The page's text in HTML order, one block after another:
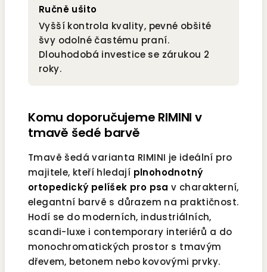
Ručně ušito
Vyšší kontrola kvality, pevné obšité
švy odolné častému praní.
Dlouhodobá investice se zárukou 2
roky.
Komu doporučujeme RIMINI v
tmavě šedé barvě
Tmavě šedá varianta RIMINI je ideální pro
majitele, kteří hledají plnohodnotný
ortopedický pelíšek pro psa v charakterní,
elegantní barvě s důrazem na praktičnost.
Hodí se do moderních, industriálních,
scandi-luxe i contemporary interiérů a do
monochromatických prostor s tmavým
dřevem, betonem nebo kovovými prvky.